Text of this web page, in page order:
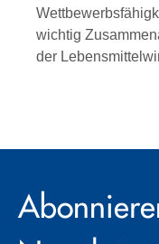
wichtig
der